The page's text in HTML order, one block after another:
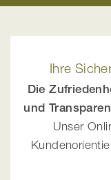
Ihre
Die
und
Unser